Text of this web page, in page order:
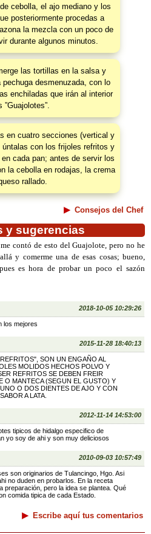
cebolla, el ajo mediano y los
posteriormente procedas a
la mezcla con un poco de
durante algunos minutos.
las tortillas en la salsa y
pechuga desmenuzada, con lo
enchiladas que irán al interior
”Guajolotes”.
en cuatro secciones (vertical y
úntalas con los frijoles refritos y
cada pan; antes de servir los
la cebolla en rodajas, la crema
rallado.
Consejos del Chef
y sugerencias
contó de esto del Guajolote, pero no he
y comerme una de esas cosas; bueno,
es hora de probar un poco el sazón
2018-10-05 10:29:26
los mejores
2015-11-28 18:40:13
SON UN ENGAÑO AL
MOLIDOS HECHOS POLVO Y
REFRITOS SE DEBEN FREIR
O MANTECA (SEGUN EL GUSTO) Y
O DOS DIENTES DE AJO Y CON
A LATA.
2012-11-14 14:53:00
tipicos de hidalgo especifico de
yo soy de ahi y son muy deliciosos
2010-09-03 10:57:49
son originarios de Tulancingo, Hgo. Asi
no duden en probarlos. En la receta
preparación, pero la idea se plantea. Qué
comida tipica de cada Estado.
Escribe aquí tus comentarios